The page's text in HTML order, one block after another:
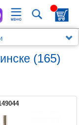
(165)